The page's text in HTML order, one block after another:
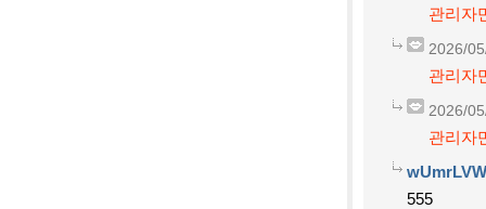
관리자
2026/
관리자
2026/
관리자
555